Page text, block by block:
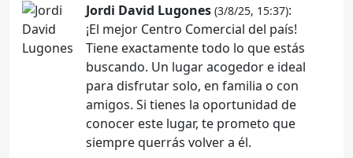
Jordi David Lugones (3/8/25, 15:37):
¡El mejor Centro Comercial del país!
Tiene exactamente todo lo que estás
buscando. Un lugar acogedor e ideal
para disfrutar solo, en familia o con
amigos. Si tienes la oportunidad de
conocer este lugar, te prometo que
siempre querrás volver a él.